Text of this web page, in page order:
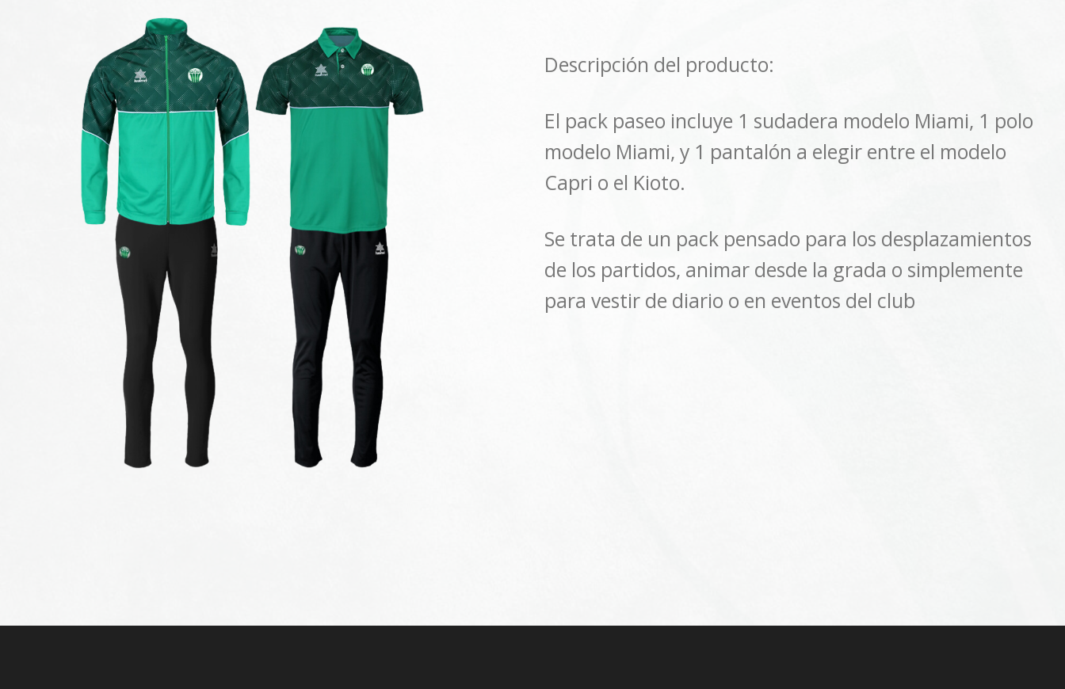
Descripción del producto:
El pack paseo incluye 1 sudadera modelo Miami, 1 polo
modelo Miami, y 1 pantalón a elegir entre el modelo
Capri o el Kioto.
Se trata de un pack pensado para los desplazamientos
de los partidos, animar desde la grada o simplemente
para vestir de diario o en eventos del club